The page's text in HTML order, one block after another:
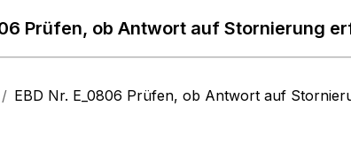
/ EBD Nr. E_0806 Prüfen, ob Antwort auf